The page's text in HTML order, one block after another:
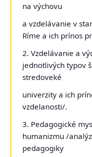
na výchovu
a vzdelávanie v
Ríme a ich prínos
2. Vzdelávanie a
jednotlivých typov
stredoveké
univerzity a ich
vzdelanosti/.
3. Pedagogické
humanizmu /
pedagogiky